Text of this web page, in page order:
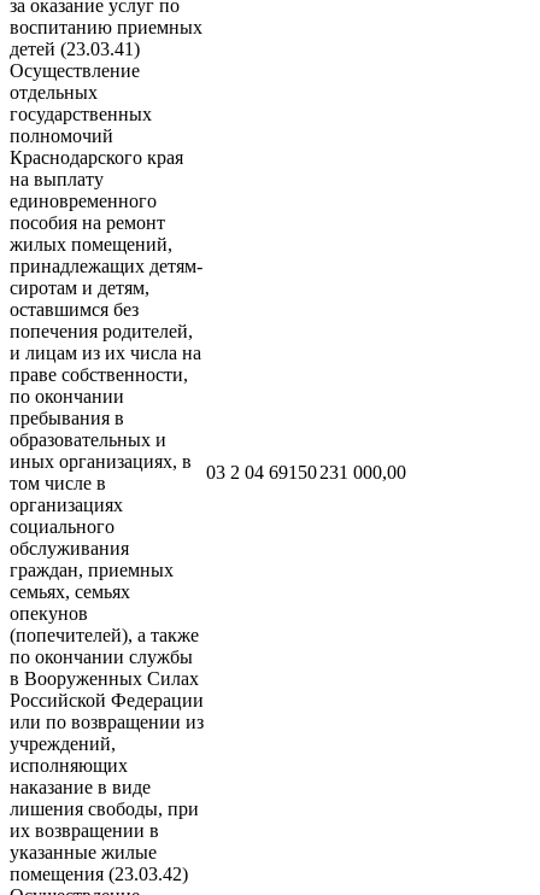
за оказание услуг по
воспитанию приемных
детей (23.03.41)
Осуществление
отдельных
государственных
полномочий
Краснодарского края
на выплату
единовременного
пособия на ремонт
жилых помещений,
принадлежащих детям-
сиротам и детям,
оставшимся без
попечения родителей,
и лицам из их числа на
праве собственности,
по окончании
пребывания в
образовательных и
иных организациях, в
том числе в
организациях
социального
обслуживания
граждан, приемных
семьях, семьях
опекунов
(попечителей), а также
по окончании службы
в Вооруженных Силах
Российской Федерации
или по возвращении из
учреждений,
исполняющих
наказание в виде
лишения свободы, при
их возвращении в
указанные жилые
помещения (23.03.42)
03 2 04 69150231 000,00